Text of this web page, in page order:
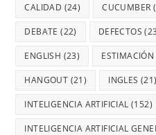
CALIDAD (24) CUCUMBER
DEBATE (22) DEFECTOS
ENGLISH (23) ESTIMACIÓN
HANGOUT (21) INGLES (21)
INTELIGENCIA ARTIFICIAL (152)
INTELIGENCIA ARTIFICIAL